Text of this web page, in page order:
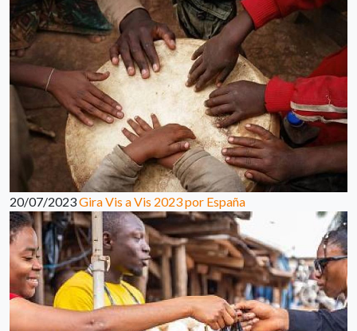
20/07/2023Gira Vis a Vis 2023 por España